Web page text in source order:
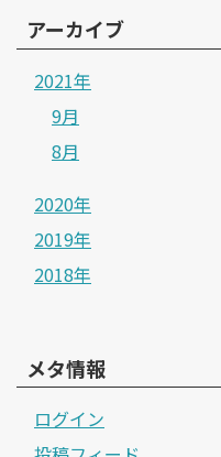
アーカイブ
2021年
9月
8月
2020年
2019年
2018年
メタ情報
ログイン